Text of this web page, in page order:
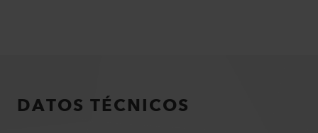
DATOS TÉCNICOS